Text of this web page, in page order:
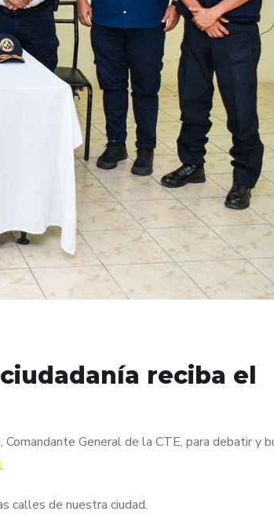
reciba el
General de la CTE, para debatir y
.
calles de nuestra ciudad.